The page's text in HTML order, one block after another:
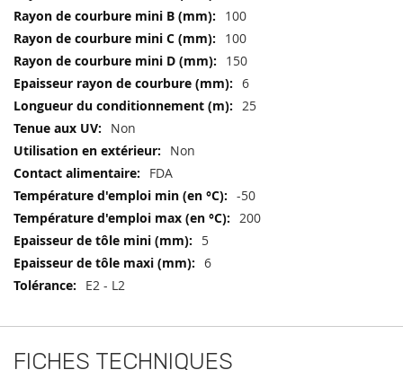
100
100
150
6
25
Non
Non
FDA
-50
200
5
6
E2 - L2
FICHES TECHNIQUES